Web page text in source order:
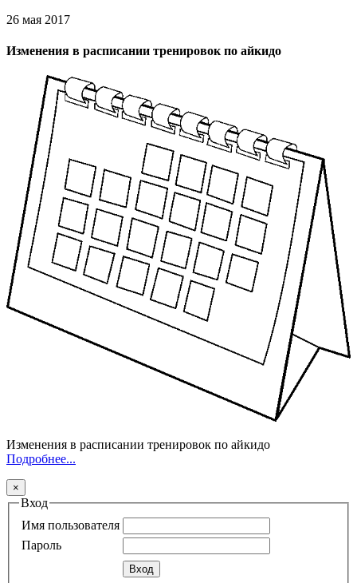
26 мая 2017
Изменения в расписании тренировок по айкидо
Изменения в расписании тренировок по айкидо
Подробнее...
×
Вход
Имя пользователя
Пароль